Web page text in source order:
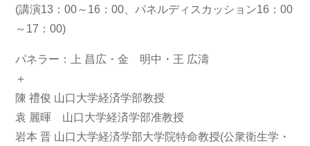
(講演13：00～16：00、パネルディスカッション16：00
～17：00)
パネラー：上 昌広・金 明中・王 広濤
＋
陳 禮俊 山口大学経済学部教授
袁 麗暉 山口大学経済学部准教授
岩本 晋 山口大学経済学部大学院特命教授(公衆衛生学・